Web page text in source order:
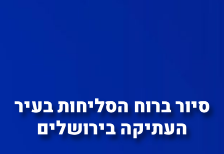
סיור ברוח הסליחות בעיר
העתיקה בירושלים